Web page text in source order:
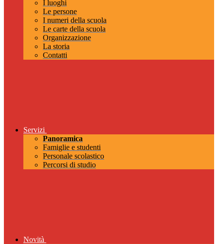
I luoghi
Le persone
I numeri della scuola
Le carte della scuola
Organizzazione
La storia
Contatti
Servizi
Panoramica
Famiglie e studenti
Personale scolastico
Percorsi di studio
Novità